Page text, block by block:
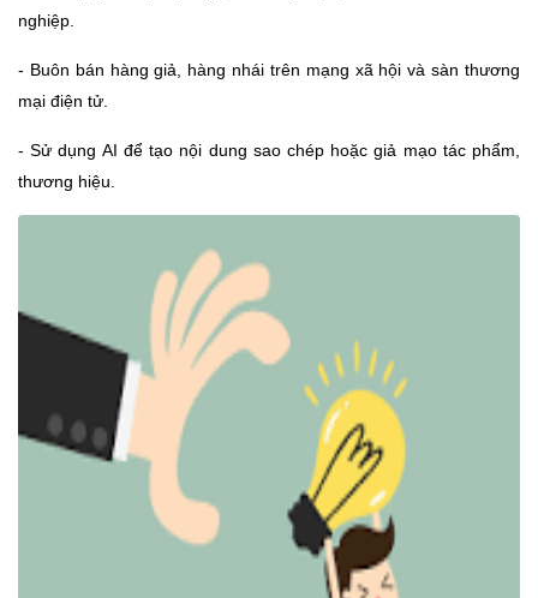
nghiệp.
- Buôn bán hàng giả, hàng nhái trên mạng xã hội và sàn thương
mại điện tử.
- Sử dụng AI để tạo nội dung sao chép hoặc giả mạo tác phẩm,
thương hiệu.